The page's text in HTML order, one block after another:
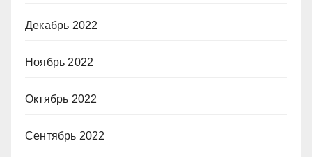
Декабрь 2022
Ноябрь 2022
Октябрь 2022
Сентябрь 2022